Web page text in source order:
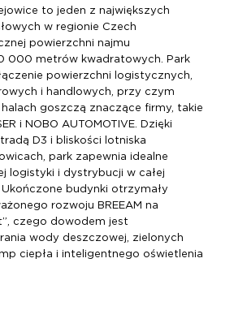
to jeden z największych
w regionie Czech
powierzchni najmu
000 metrów kwadratowych. Park
powierzchni logistycznych,
i handlowych, przy czym
goszczą znaczące firmy, takie
i NOBO AUTOMOTIVE. Dzięki
D3 i bliskości lotniska
park zapewnia idealne
logistyki i dystrybucji w całej
Ukończone budynki otrzymały
rozwoju BREEAM na
czego dowodem jest
wody deszczowej, zielonych
ciepła i inteligentnego oświetlenia